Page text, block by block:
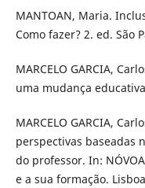
MANTOAN, Maria.
Como fazer? 2. ed. São
MARCELO GARCIA,
uma mudança
MARCELO GARCIA,
perspectivas baseadas
do professor. In:
e a sua formação.